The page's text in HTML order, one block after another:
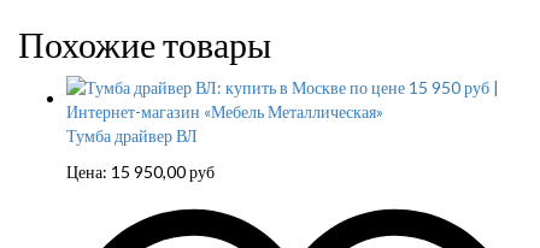
Похожие товары
Тумба драйвер ВЛ
Цена: 15 950,00руб